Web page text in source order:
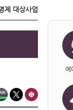
제 대상사업
예